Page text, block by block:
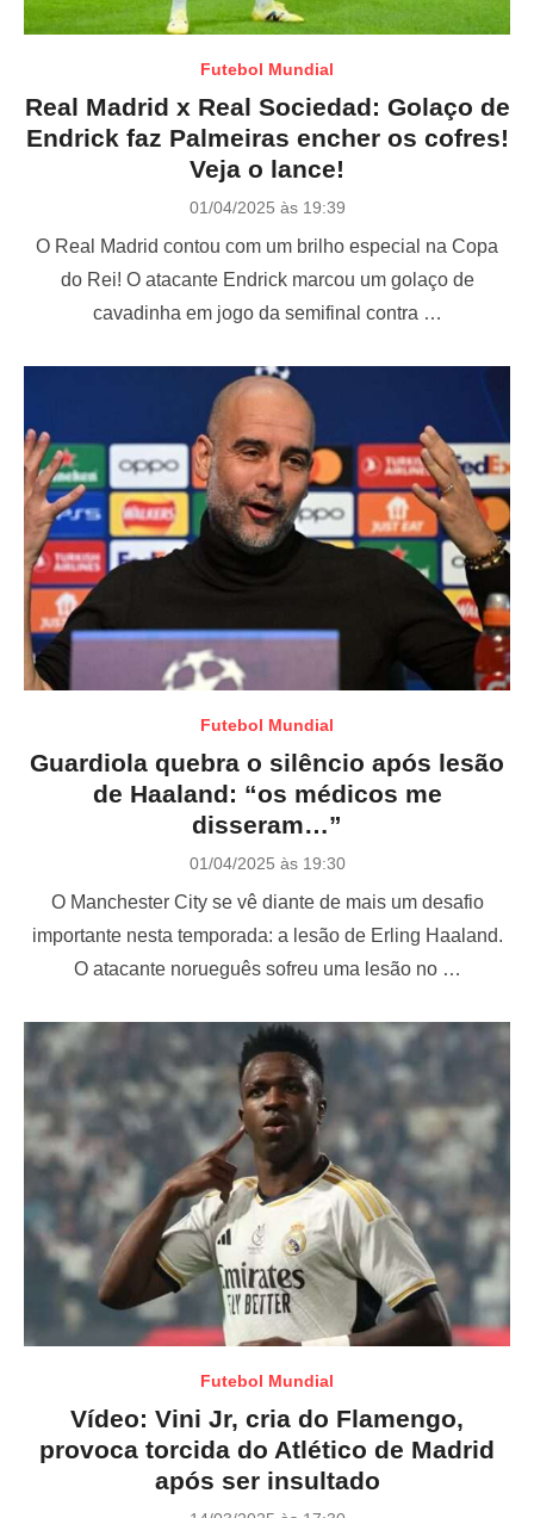
Futebol Mundial
Real Madrid x Real Sociedad: Golaço de
Endrick faz Palmeiras encher os cofres!
Veja o lance!
P
s
e
d
01/04/2025 às 19:39
O Real Madrid contou com um brilho especial na Copa
do Rei! O atacante Endrick marcou um golaço de
cavadinha em jogo da semifinal contra …
Futebol Mundial
Guardiola quebra o silêncio após lesão
de Haaland: “os médicos me
disseram…”
P
s
e
d
01/04/2025 às 19:30
O Manchester City se vê diante de mais um desafio
importante nesta temporada: a lesão de Erling Haaland.
O atacante norueguês sofreu uma lesão no …
Futebol Mundial
Vídeo: Vini Jr, cria do Flamengo,
provoca torcida do Atlético de Madrid
após ser insultado